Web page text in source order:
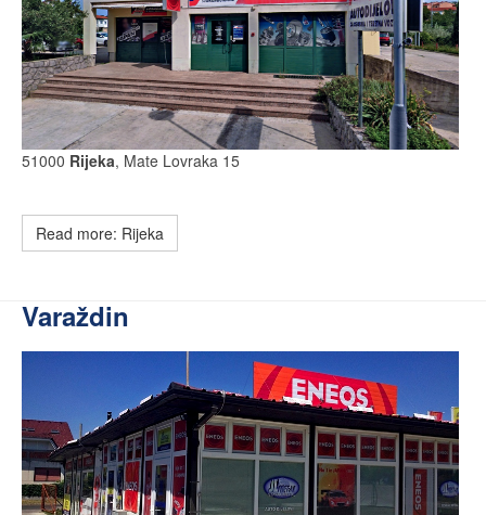
51000 Rijeka, Mate Lovraka 15
Read more: Rijeka
Varaždin